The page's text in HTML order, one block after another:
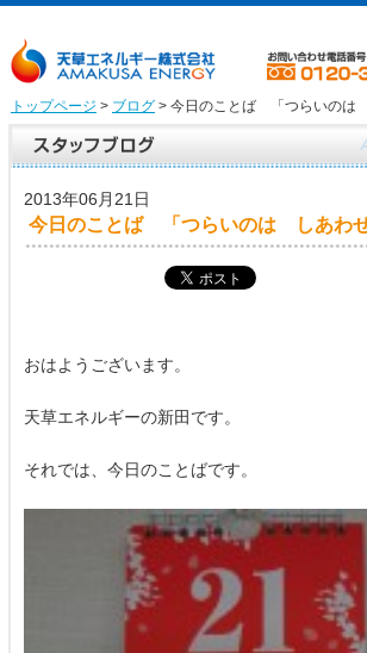
トップページ > ブログ> 今日のことば 「つらいのは
2013年06月21日
今日のことば 「つらいのは しあわせ
おはようございます。
天草エネルギーの新田です。
それでは、今日のことばです。